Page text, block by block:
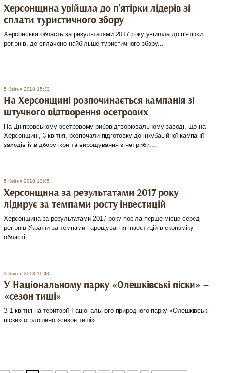
Херсонщина увійшла до п’ятірки лідерів зі
сплати туристичного збору
Херсонська область за результатами 2017 року увійшла до п'ятірки
регіонів, де сплачено найбільше туристичного збору...
5 Квітня 2018 15:33
На Херсонщині розпочинається кампанія зі
штучного відтворення осетрових
На Дніпровському осетровому рибовідтворювальному заводі, що на
Херсонщині, 3 квітня, розпочали підготовку до інкубаційної кампанії -
заходів із відбору ікри та вирощування з неї риби...
5 Квітня 2018 13:05
Херсонщина за результатами 2017 року
лідирує за темпами росту інвестицій
Херсонщина за результатами 2017 року посіла перше місце серед
регіонів України за темпами нарощування інвестицій в економіку
області...
3 Квітня 2018 11:08
У Національному парку «Олешківські піски» –
«сезон тиші»
З 1 квітня на території Національного природного парку «Олешківські
піски» оголошено «сезон тиші»...